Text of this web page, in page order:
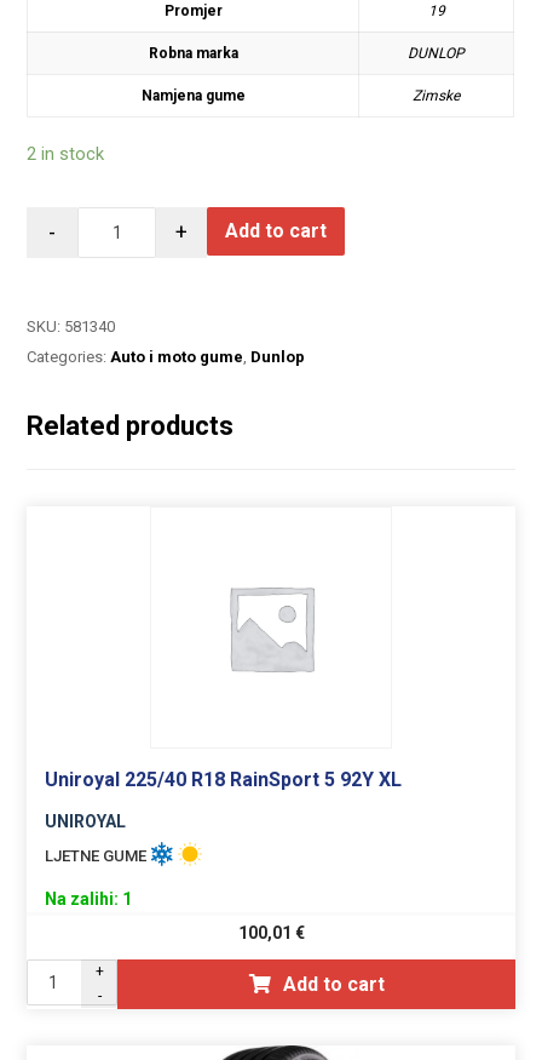
Promjer 19
Robna marka DUNLOP
Namjena gume Zimske
2 in stock
- + Add to cart
SKU: 581340
Categories:Auto i moto gume, Dunlop
Related products
Uniroyal 225/40 R18 RainSport 5 92Y XL
UNIROYAL
LJETNE GUME
Na zalihi: 1
100,01 €
+
-
Add to cart